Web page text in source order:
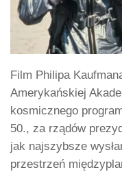
Film Philipa
Amerykańskiej
kosmicznego
50., za rządów
jak najszybsze
przestrzeń